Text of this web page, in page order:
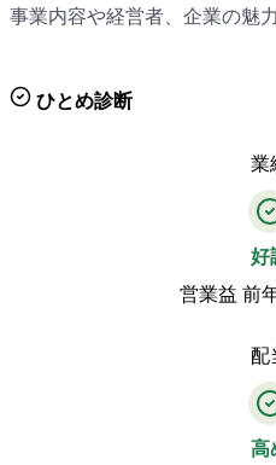
事業内容や経営者、企業の魅
ひとめ診断
業
好
営業益 前
配
高